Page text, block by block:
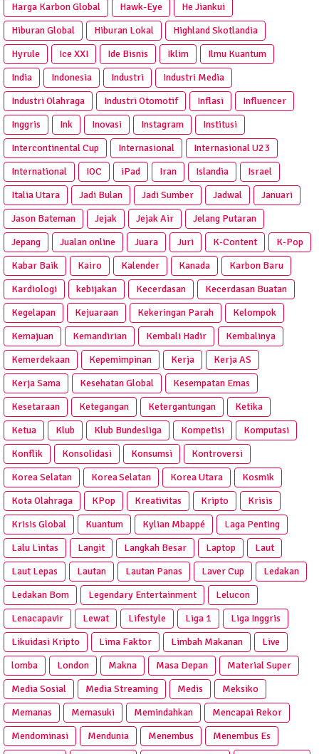
Harga Karbon Global
Hawk-Eye
He Jiankui
Hiburan Global
Hiburan Lokal
Highland Skotlandia
Hyrule
Ice XXI Ide Bisnis Iklim
Ilmu Kuantum
India
Indonesia Industri
Industri Media
Industri Olahraga
Industri Otomotif Inflasi
Influencer
Inggris
Ink Inovasi Instagram
Institusi
Intercontinental Cup
Internasional
Internasional U23
International
IOC iPad Iran Islandia
Israel
Italia Utara
Jadi Bulan Jadi Sumber Jadwal
Januari
Jason Bateman
Jejak Jejak Air
Jelang Putaran
Jepang
Jualan online Juara Juri K-Content
K-Pop
Kabar Baik
Kairo Kalender Kanada
Karbon Baru
Kardiologi
kebijakan Kecerdasan
Kecerdasan Buatan
Kegelapan
Kejuaraan Kekeringan Parah
Kelompok
Kemajuan
Kemandirian Kembali Hadir
Kembalinya
Kemerdekaan
Kepemimpinan Kerja
Kerja AS
Kerja Sama
Kesehatan Global
Kesempatan Emas
Kesetaraan
Ketegangan Ketergantungan
Ketika
Ketua
Klub Klub Bundesliga Kompetisi
Komputasi
Konflik
Konsolidasi Konsumsi
Kontroversi
Korea Selatan
Korea Selatan Korea Utara
Kosmik
Kota Olahraga
KPop Kreativitas Kripto
Krisis
Krisis Global
Kuantum Kylian Mbappé
Laga Penting
Lalu Lintas
Langit Langkah Besar Laptop
Laut
Laut Lepas
Lautan Lautan Panas Laver Cup
Ledakan
Ledakan Bom
Legendary Entertainment
Lelucon
Lenacapavir
Lewat Lifestyle Liga 1
Liga Inggris
Likuidasi Kripto
Lima Faktor Limbah Makanan
Live
lomba
London Makna Masa Depan
Material Super
Media Sosial
Media Streaming Medis
Meksiko
Memanas
Memasuki Memindahkan
Mencapai Rekor
Mendominasi
Mendunia Menembus
Menembus Es